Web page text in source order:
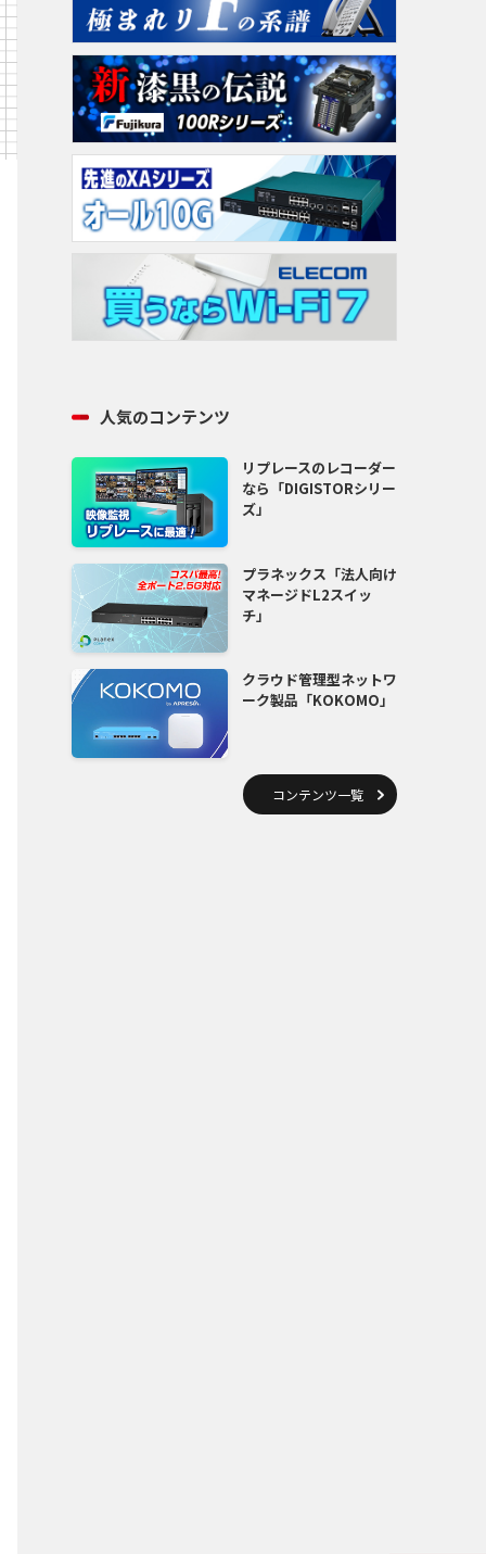
人気のコンテンツ
リプレースのレコーダー
なら「DIGISTORシリー
ズ」
プラネックス「法人向け
マネージドL2スイッ
チ」
クラウド管理型ネットワ
ーク製品「KOKOMO」
コンテンツ一覧